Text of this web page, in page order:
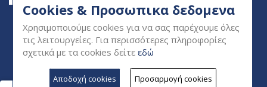
SOCIAL
Cookies & Προσωπικα δεδομενα
Χρησιμοποιούμε cookies για να σας παρέχουμε όλες
τις λειτουργείες. Για περισσότερες πληροφορίες
σχετικά με τα cookies δείτε εδώ
Αποδοχή cookies Προσαρμογή cookies